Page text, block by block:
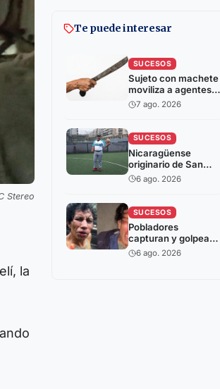
Stereo
la
Te puede interesar
SUCESOS
Sujeto con machete
moviliza a agentes
policiales en
Palacagüina, Madriz
7 ago. 2026
SUCESOS
Nicaragüense
originario de San
Juan del Río Coco
fallece en accidente
6 ago. 2026
SUCESOS
Pobladores
capturan y golpean
a hombre señalado
de intentar robar en
6 ago. 2026